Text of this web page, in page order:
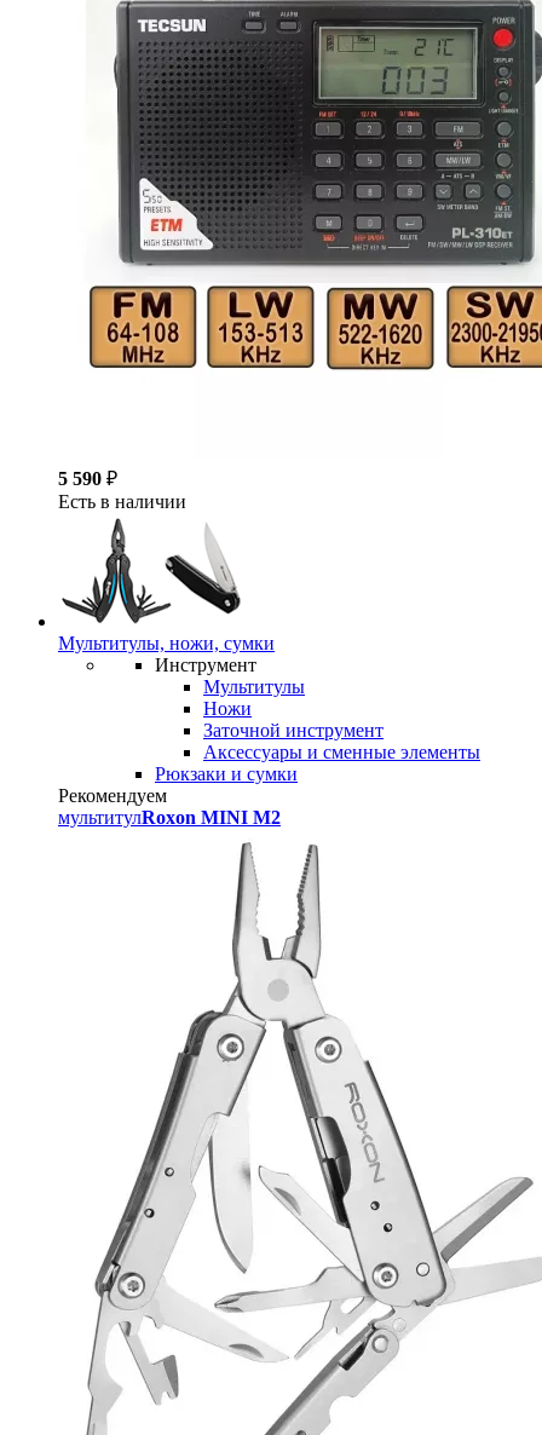
5 590 ₽
Есть в наличии
Мультитулы, ножи, сумки
Инструмент
Мультитулы
Ножи
Заточной инструмент
Аксессуары и сменные элементы
Рюкзаки и сумки
Рекомендуем
мультитулRoxon MINI M2